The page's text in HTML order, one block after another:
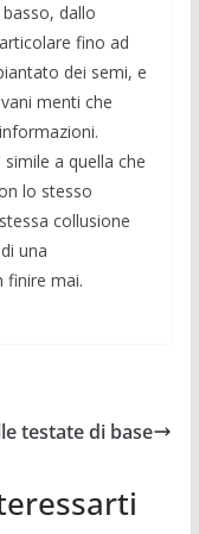
dallo
fino ad
dei semi, e
menti che
a quella che
lo stesso
collusione
una
finire mai.
testate di base